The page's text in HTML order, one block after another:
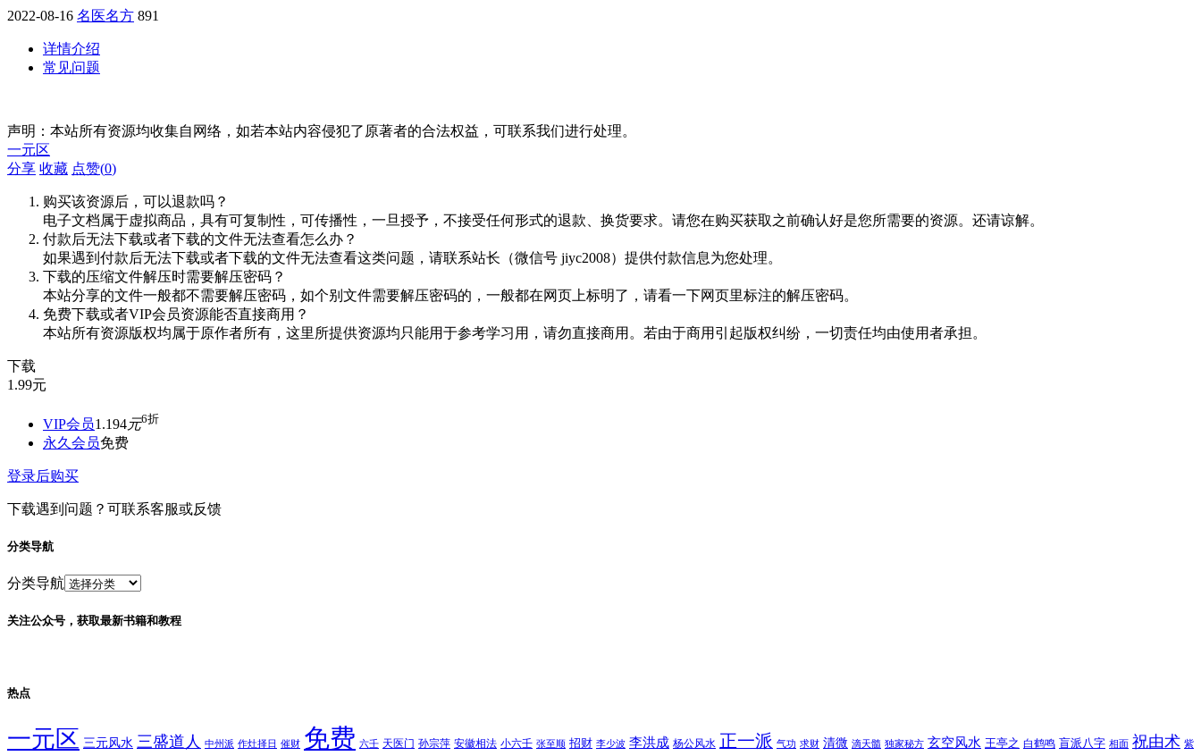
2022-08-16 名医名方 891
详情介绍
常见问题
声明：本站所有资源均收集自网络，如若本站内容侵犯了原著者的合法权益，可联系我们进行处理。
一元区
分享 收藏 点赞(0)
购买该资源后，可以退款吗？
电子文档属于虚拟商品，具有可复制性，可传播性，一旦授予，不接受任何形式的退款、换货要求。请您在购买获取之前确认好是您所需要的资源。还请谅解。
付款后无法下载或者下载的文件无法查看怎么办？
如果遇到付款后无法下载或者下载的文件无法查看这类问题，请联系站长（微信号 jiyc2008）提供付款信息为您处理。
下载的压缩文件解压时需要解压密码？
本站分享的文件一般都不需要解压密码，如个别文件需要解压密码的，一般都在网页上标明了，请看一下网页里标注的解压密码。
免费下载或者VIP会员资源能否直接商用？
本站所有资源版权均属于原作者所有，这里所提供资源均只能用于参考学习用，请勿直接商用。若由于商用引起版权纠纷，一切责任均由使用者承担。
下载
1.99元
VIP会员1.194元6折
永久会员免费
登录后购买
下载遇到问题？可联系客服或反馈
分类导航
分类导航
关注公众号，获取最新书籍和教程
热点
一元区 三元风水 三盛道人 中州派 作灶择日 催财 免费 六壬 天医门 孙宗萍 安徽相法 小六壬 张至顺 招财 李少波 李洪成 杨公风水 正一派 气功 求财 清微 滴天髓 独家秘方 玄空风水 王亭之 白鹤鸣 盲派八字 相面 祝由术 紫